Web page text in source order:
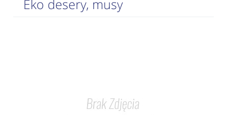
Eko desery, musy